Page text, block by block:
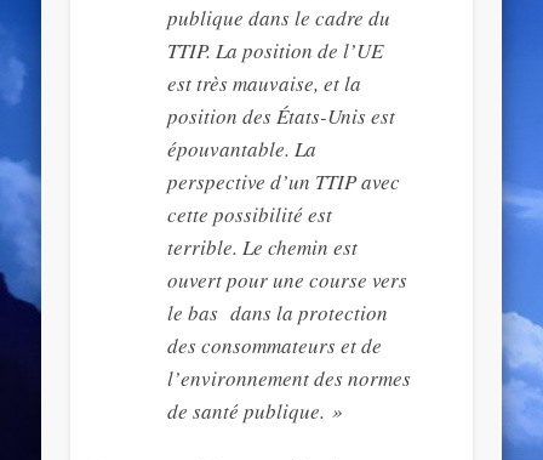
publique dans le cadre du
TTIP. La position de l’UE
est très mauvaise, et la
position des États-Unis est
épouvantable. La
perspective d’un TTIP avec
cette possibilité est
terrible. Le chemin est
ouvert pour une course vers
le bas dans la protection
des consommateurs et de
l’environnement des normes
de santé publique. »